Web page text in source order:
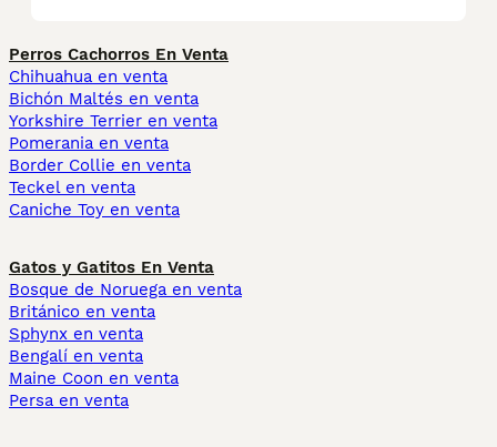
Perros Cachorros En Venta
Chihuahua en venta
Bichón Maltés en venta
Yorkshire Terrier en venta
Pomerania en venta
Border Collie en venta
Teckel en venta
Caniche Toy en venta
Gatos y Gatitos En Venta
Bosque de Noruega en venta
Británico en venta
Sphynx en venta
Bengalí en venta
Maine Coon en venta
Persa en venta